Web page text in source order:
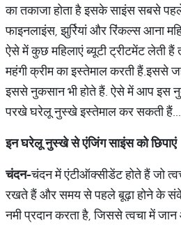
का तकाजा होता है इसके साइंस सबसे
फाइनलाइंस, झुर्रियां और रिंकल्स आना
ऐसे में कुछ महिलाएं ब्यूटी ट्रीटमेंट लेती
महंगी क्रीम का इस्तेमाल करती हैं.इससे
इससे नुकसान भी होते हैं. ऐसे में आप इस
परखे घरेलू नुस्खे इस्तेमाल कर सकती हैं...
इन घरेलू नुस्खे से एंजिंग साइंस को छिपाएं
चंदन-चंदन में एंटीऑक्सीडेंट होते हैं जो
रखते हैं और समय से पहले बूढ़ा होने के
नमी प्रदान करता है, जिससे त्वचा में